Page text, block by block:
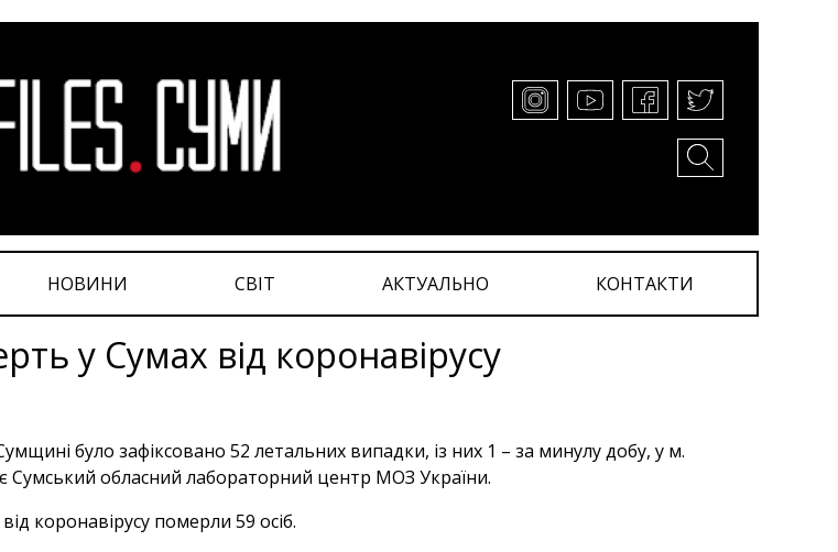
НОВИНИ СВІТ АКТУАЛЬНО КОНТАКТИ
у Сумах від коронавірусу
було зафіксовано 52 летальних випадки, із них 1 – за минулу добу, у м.
Сумський обласний лабораторний центр МОЗ України.
коронавірусу померли 59 осіб.